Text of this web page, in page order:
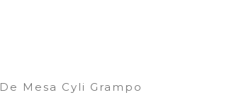
De Mesa Cyli Grampo